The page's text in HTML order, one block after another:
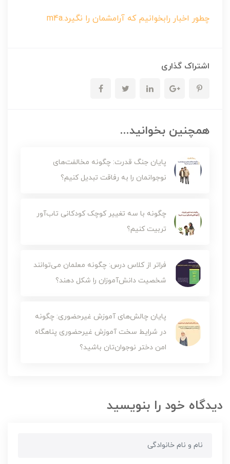
چطور اخبار رابخوانیم که آرامشمان را نگیرد.m4a
اشتراک گذاری
همچنین بخوانید...
پایان جنگ قدرت: چگونه مخالفت‌های
نوجوانمان را به رفاقت تبدیل کنیم؟
چگونه با سه تغییر کوچک کودکانی تاب‌آور
تربیت کنیم؟
فراتر از کلاس درس: چگونه معلمان می‌توانند
شخصیت دانش‌آموزان را شکل دهند؟
پایان چالش‌های آموزش‌ غیرحضوری: چگونه
در شرایط سخت آموزش غیرحضوری پناهگاه
امن دختر نوجوان‌تان باشید؟
دیدگاه خود را بنویسید